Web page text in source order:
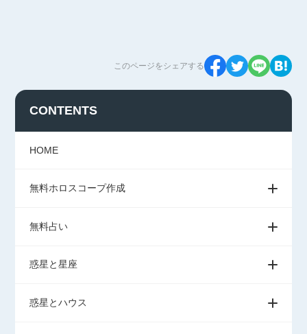
このページをシェアする
CONTENTS
HOME
無料ホロスコープ作成
無料占い
惑星と星座
惑星とハウス